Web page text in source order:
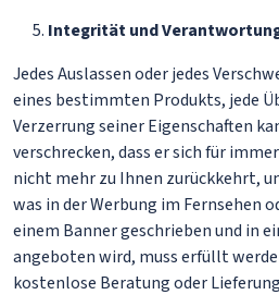
Integrität und
Jedes Auslassen oder jedes
eines bestimmten Produkts, jede
Verzerrung seiner Eigenschaften
verschrecken, dass er sich für
nicht mehr zu Ihnen zurückkehrt,
was in der Werbung im Fernsehen
einem Banner geschrieben und in
angeboten wird, muss erfüllt
kostenlose Beratung oder